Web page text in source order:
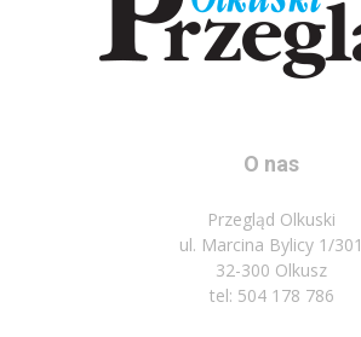
O nas
Przegląd Olkuski
ul. Marcina Bylicy 1/301
32-300 Olkusz
tel: 504 178 786